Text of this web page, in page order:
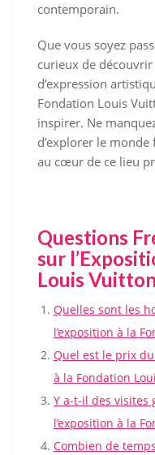
contemporain.
Que vous soyez
curieux de
d’expression
Fondation Louis
inspirer. Ne
d’explorer le
au cœur de ce lieu
Questions
sur
Louis Vuitton
Quelles sont les
l’exposition à la
Quel est le prix
à la Fondation
Y a-t-il des
l’exposition à la
Combien de